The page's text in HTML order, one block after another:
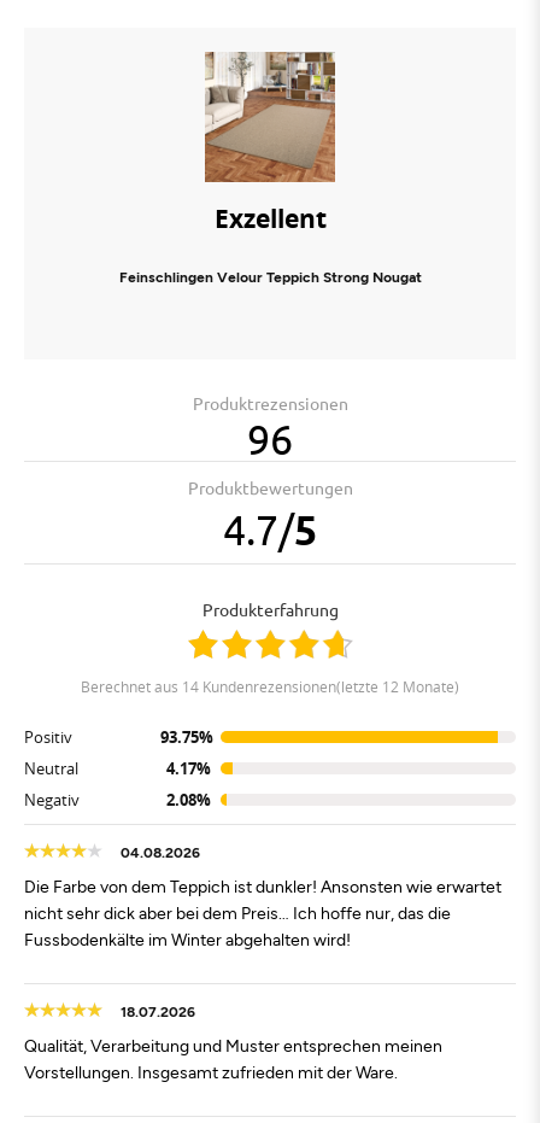
Exzellent
Feinschlingen Velour Teppich Strong Nougat
Produktrezensionen
96
Produktbewertungen
4.7/5
Produkterfahrung
berechnet aus 14 Kundenrezensionen(letzte 12 Monate)
Positiv
93.75%
Neutral
4.17%
Negativ
2.08%
04.08.2026
Die Farbe von dem Teppich ist dunkler! Ansonsten wie erwartet
nicht sehr dick aber bei dem Preis… Ich hoffe nur, das die
Fussbodenkälte im Winter abgehalten wird!
18.07.2026
Qualität, Verarbeitung und Muster entsprechen meinen
Vorstellungen. Insgesamt zufrieden mit der Ware.